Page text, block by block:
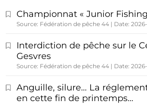
Championnat « Junior
Source: Fédération de pêche 44 Date:
Interdiction de pêche sur le
Gesvres
Source: Fédération de pêche 44 Date:
Anguille, silure… La
en cette fin de printemps…